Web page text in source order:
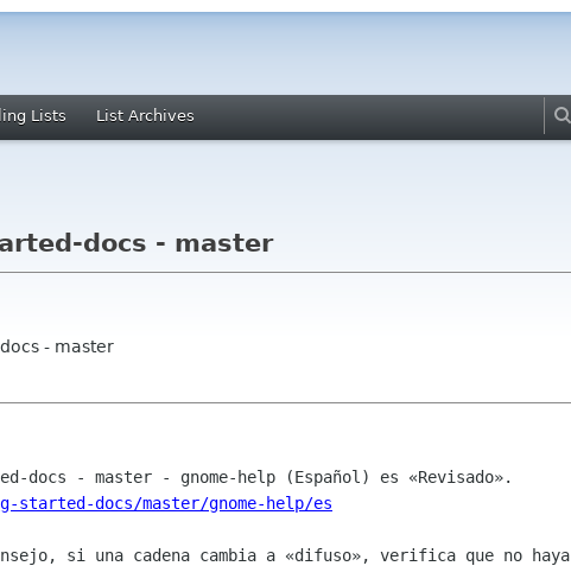
Lists List Archives
docs - master
- master
started-docs/master/gnome-help/es
si una cadena cambia a «difuso», verifica que no haya